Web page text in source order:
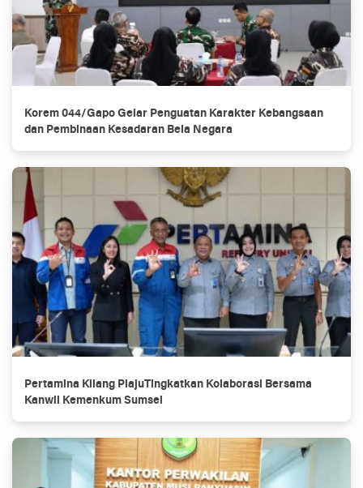
Korem 044/Gapo Gelar Penguatan Karakter Kebangsaan
dan Pembinaan Kesadaran Bela Negara
Pertamina Kilang PlajuTingkatkan Kolaborasi Bersama
Kanwil Kemenkum Sumsel